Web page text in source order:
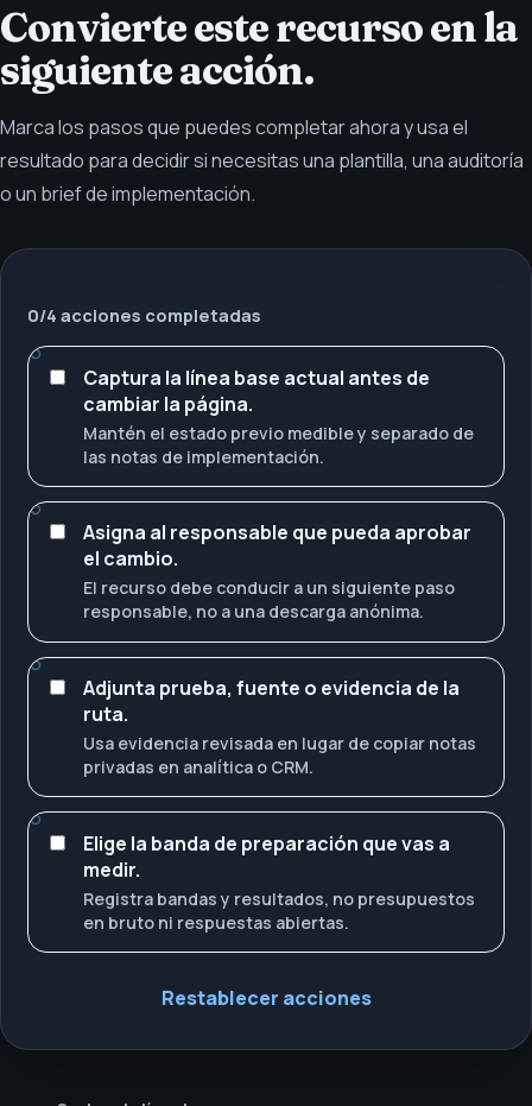
Convierte este recurso en la
siguiente acción.
Marca los pasos que puedes completar ahora y usa el
resultado para decidir si necesitas una plantilla, una auditoría
o un brief de implementación.
0/4 acciones completadas
Captura la línea base actual antes de
cambiar la página.
Mantén el estado previo medible y separado de
las notas de implementación.
Asigna al responsable que pueda aprobar
el cambio.
El recurso debe conducir a un siguiente paso
responsable, no a una descarga anónima.
Adjunta prueba, fuente o evidencia de la
ruta.
Usa evidencia revisada en lugar de copiar notas
privadas en analítica o CRM.
Elige la banda de preparación que vas a
medir.
Registra bandas y resultados, no presupuestos
en bruto ni respuestas abiertas.
Restablecer acciones